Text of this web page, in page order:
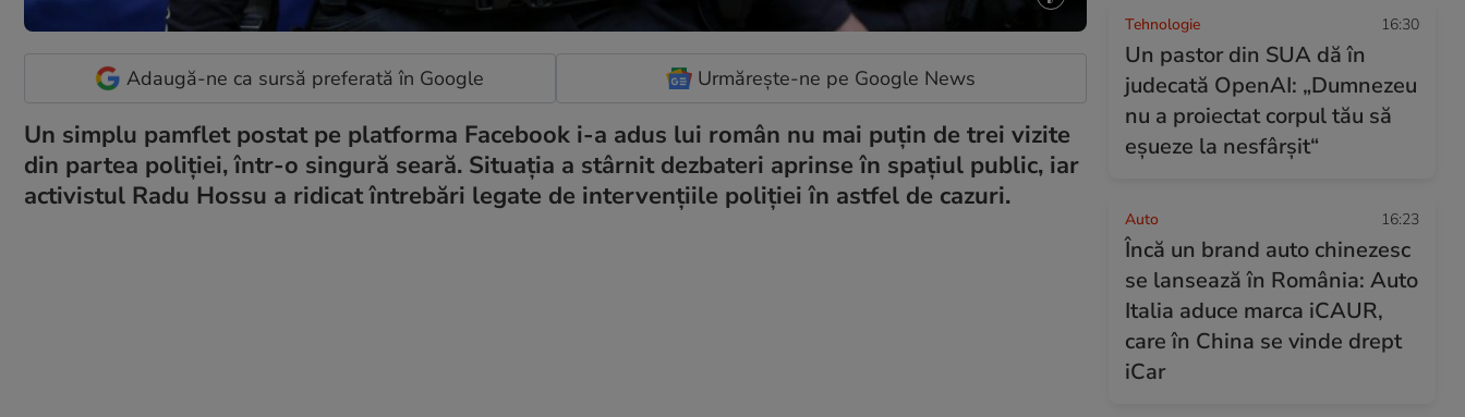
Adaugă-ne ca sursă preferată în Google Urmărește-ne pe Google News
Un simplu pamflet postat pe platforma Facebook i-a adus lui român nu mai puțin de trei vizite
din partea poliției, într-o singură seară. Situația a stârnit dezbateri aprinse în spațiul public, iar
activistul Radu Hossu a ridicat întrebări legate de intervențiile poliției în astfel de cazuri.
Tehnologie 16:30
Un pastor din SUA dă în
judecată OpenAI: „Dumnezeu
nu a proiectat corpul tău să
eșueze la nesfârșit“
Auto 16:23
Încă un brand auto chinezesc
se lansează în România: Auto
Italia aduce marca iCAUR,
care în China se vinde drept
iCar